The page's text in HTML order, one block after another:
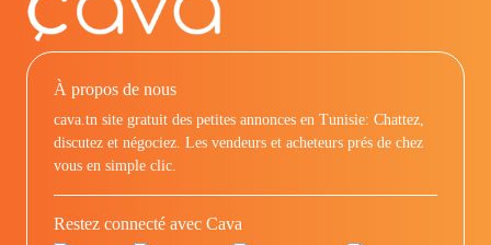
À propos de nous
cava.tn site gratuit des petites annonces en Tunisie: Chattez,
discutez et négociez. Les vendeurs et acheteurs prés de chez
vous en simple clic.
Restez connecté avec Cava